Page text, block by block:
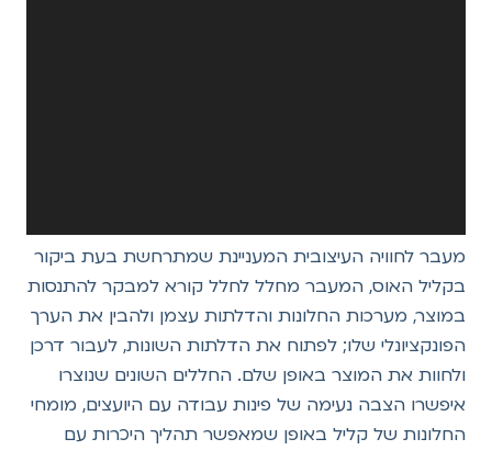
מעבר לחוויה העיצובית המעניינת שמתרחשת בעת ביקור
בקליל האוס, המעבר מחלל לחלל קורא למבקר להתנסות
במוצר, מערכות החלונות והדלתות עצמן ולהבין את הערך
הפונקציונלי שלו; לפתוח את הדלתות השונות, לעבור דרכן
ולחוות את המוצר באופן שלם. החללים השונים שנוצרו
איפשרו הצבה נעימה של פינות עבודה עם היועצים, מומחי
החלונות של קליל באופן שמאפשר תהליך היכרות עם